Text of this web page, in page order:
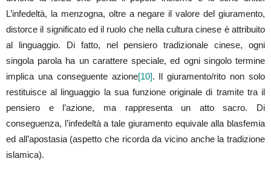
L’infedeltà, la menzogna, oltre a negare il valore del giuramento,
distorce il significato ed il ruolo che nella cultura cinese è attribuito
al linguaggio. Di fatto, nel pensiero tradizionale cinese, ogni
singola parola ha un carattere speciale, ed ogni singolo termine
implica una conseguente azione[10]. Il giuramento/rito non solo
restituisce al linguaggio la sua funzione originale di tramite tra il
pensiero e l’azione, ma rappresenta un atto sacro. Di
conseguenza, l’infedeltà a tale giuramento equivale alla blasfemia
ed all’apostasia (aspetto che ricorda da vicino anche la tradizione
islamica).